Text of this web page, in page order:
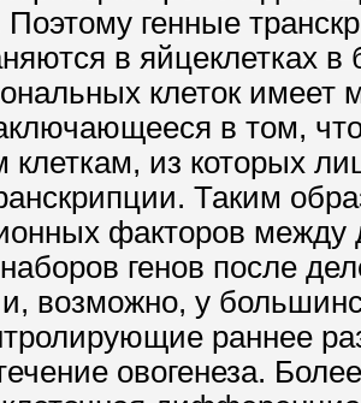
генные
в яйцеклетках
клеток имеет
в том,
клеткам, из которых
Таким
факторов между
генов после
возможно, у
раннее
овогенеза.